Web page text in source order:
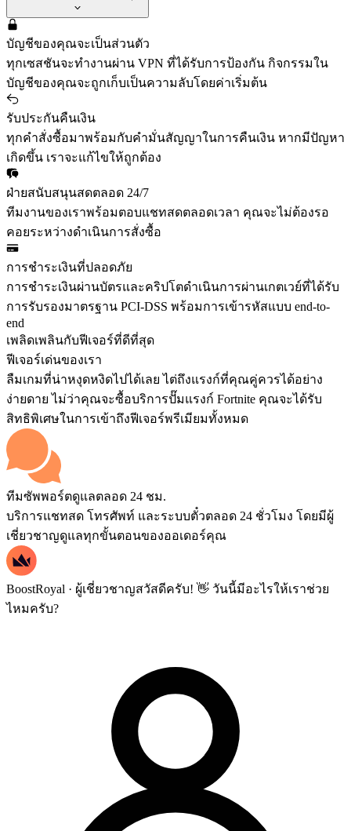
บัญชีของคุณจะเป็นส่วนตัว
ทุกเซสชันจะทำงานผ่าน VPN ที่ได้รับการป้องกัน กิจกรรมใน
บัญชีของคุณจะถูกเก็บเป็นความลับโดยค่าเริ่มต้น
รับประกันคืนเงิน
ทุกคำสั่งซื้อมาพร้อมกับคำมั่นสัญญาในการคืนเงิน หากมีปัญหา
เกิดขึ้น เราจะแก้ไขให้ถูกต้อง
ฝ่ายสนับสนุนสดตลอด 24/7
ทีมงานของเราพร้อมตอบแชทสดตลอดเวลา คุณจะไม่ต้องรอ
คอยระหว่างดำเนินการสั่งซื้อ
การชำระเงินที่ปลอดภัย
การชำระเงินผ่านบัตรและคริปโตดำเนินการผ่านเกตเวย์ที่ได้รับ
การรับรองมาตรฐาน PCI-DSS พร้อมการเข้ารหัสแบบ end-to-
end
เพลิดเพลินกับฟีเจอร์ที่ดีที่สุด
ฟีเจอร์เด่นของเรา
ลืมเกมที่น่าหงุดหงิดไปได้เลย ไต่ถึงแรงก์ที่คุณคู่ควรได้อย่าง
ง่ายดาย ไม่ว่าคุณจะซื้อบริการปั๊มแรงก์ Fortnite คุณจะได้รับ
สิทธิพิเศษในการเข้าถึงฟีเจอร์พรีเมียมทั้งหมด
ทีมซัพพอร์ตดูแลตลอด 24 ชม.
บริการแชทสด โทรศัพท์ และระบบตั๋วตลอด 24 ชั่วโมง โดยมีผู้
เชี่ยวชาญดูแลทุกขั้นตอนของออเดอร์คุณ
BoostRoyal · ผู้เชี่ยวชาญสวัสดีครับ! 👋 วันนี้มีอะไรให้เราช่วย
ไหมครับ?